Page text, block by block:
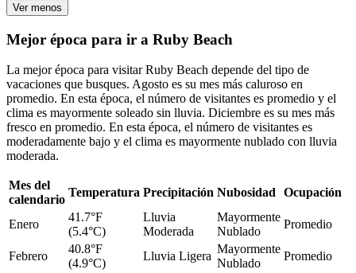
Ver menos
Mejor época para ir a Ruby Beach
La mejor época para visitar Ruby Beach depende del tipo de
vacaciones que busques. Agosto es su mes más caluroso en
promedio. En esta época, el número de visitantes es promedio y el
clima es mayormente soleado sin lluvia. Diciembre es su mes más
fresco en promedio. En esta época, el número de visitantes es
moderadamente bajo y el clima es mayormente nublado con lluvia
moderada.
Mes del
calendario
Temperatura Precipitación Nubosidad Ocupación
Enero
41.7°F
(5.4°C)
Lluvia
Moderada
Mayormente
Nublado
Promedio
Febrero
40.8°F
(4.9°C)
Lluvia Ligera
Mayormente
Nublado
Promedio